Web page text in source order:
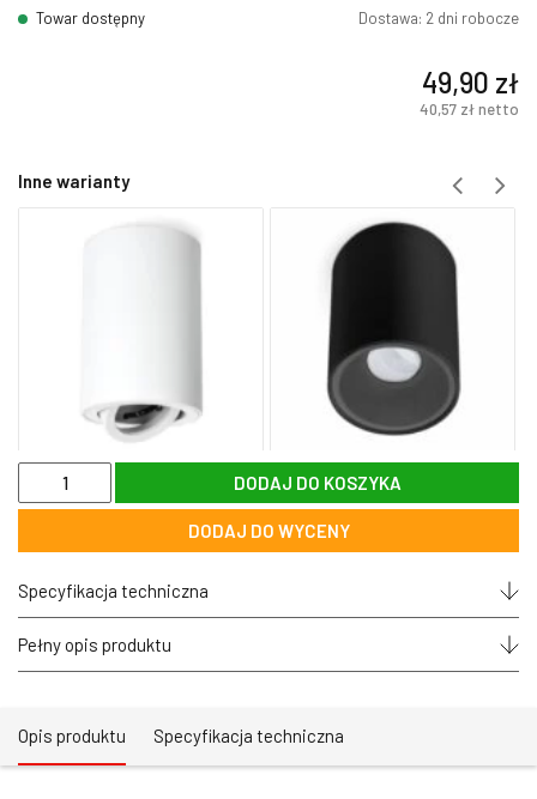
Towar dostępny Dostawa: 2 dni robocze
49,90 zł
40,57 złnetto
Inne warianty
ilość
Lampa
TUBA
BILBAO
kwadrat
biała
DODAJ DO KOSZYKA
DODAJ DO WYCENY
Specyfikacja techniczna
Pełny opis produktu
Opis produktu Specyfikacja techniczna